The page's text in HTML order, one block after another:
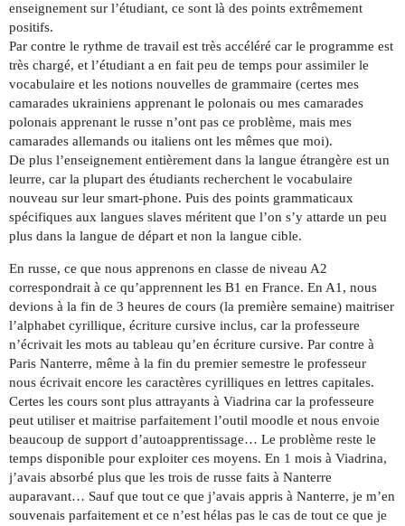
enseignement sur l’étudiant, ce sont là des points extrêmement
positifs.
Par contre le rythme de travail est très accéléré car le programme est
très chargé, et l’étudiant a en fait peu de temps pour assimiler le
vocabulaire et les notions nouvelles de grammaire (certes mes
camarades ukrainiens apprenant le polonais ou mes camarades
polonais apprenant le russe n’ont pas ce problème, mais mes
camarades allemands ou italiens ont les mêmes que moi).
De plus l’enseignement entièrement dans la langue étrangère est un
leurre, car la plupart des étudiants recherchent le vocabulaire
nouveau sur leur smart-phone. Puis des points grammaticaux
spécifiques aux langues slaves méritent que l’on s’y attarde un peu
plus dans la langue de départ et non la langue cible.
En russe, ce que nous apprenons en classe de niveau A2
correspondrait à ce qu’apprennent les B1 en France. En A1, nous
devions à la fin de 3 heures de cours (la première semaine) maitriser
l’alphabet cyrillique, écriture cursive inclus, car la professeure
n’écrivait les mots au tableau qu’en écriture cursive. Par contre à
Paris Nanterre, même à la fin du premier semestre le professeur
nous écrivait encore les caractères cyrilliques en lettres capitales.
Certes les cours sont plus attrayants à Viadrina car la professeure
peut utiliser et maitrise parfaitement l’outil moodle et nous envoie
beaucoup de support d’autoapprentissage… Le problème reste le
temps disponible pour exploiter ces moyens. En 1 mois à Viadrina,
j’avais absorbé plus que les trois de russe faits à Nanterre
auparavant… Sauf que tout ce que j’avais appris à Nanterre, je m’en
souvenais parfaitement et ce n’est hélas pas le cas de tout ce que je